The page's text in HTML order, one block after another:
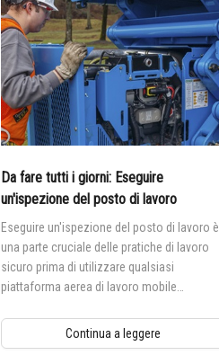
Da fare tutti i giorni: Eseguire
un'ispezione del posto di lavoro
Eseguire un'ispezione del posto di lavoro è
una parte cruciale delle pratiche di lavoro
sicuro prima di utilizzare qualsiasi
piattaforma aerea di lavoro mobile
Continua a leggere